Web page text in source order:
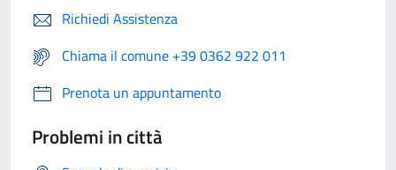
Richiedi Assistenza
Chiama il comune +39 0362 922 011
Prenota un appuntamento
Problemi in città